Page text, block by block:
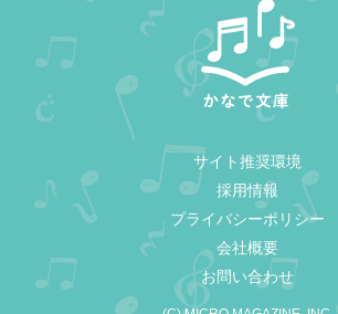
サイト推奨環境
採用情報
プライバシーポリシー
会社概要
お問い合わせ